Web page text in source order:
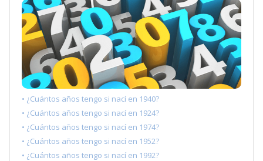
• ¿Cuántos años tengo si nací en 1940?
• ¿Cuántos años tengo si nací en 1924?
• ¿Cuántos años tengo si nací en 1974?
• ¿Cuántos años tengo si nací en 1952?
• ¿Cuántos años tengo si nací en 1992?